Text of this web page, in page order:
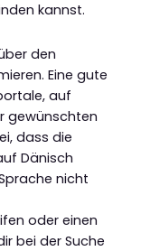
kannst.
den
Eine gute
auf
gewünschten
dass die
Dänisch
nicht
oder einen
bei der Suche